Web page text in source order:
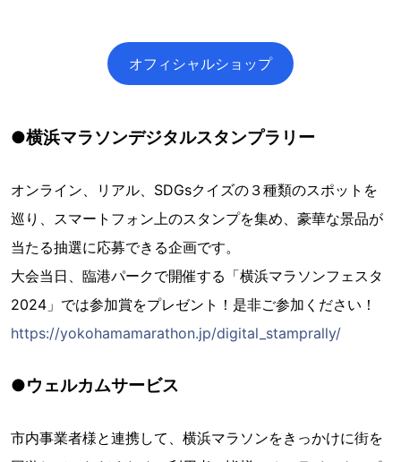
オフィシャルショップ
●横浜マラソンデジタルスタンプラリー
オンライン、リアル、SDGsクイズの３種類のスポットを
巡り、スマートフォン上のスタンプを集め、豪華な景品が
当たる抽選に応募できる企画です。
大会当日、臨港パークで開催する「横浜マラソンフェスタ
2024」では参加賞をプレゼント！是非ご参加ください！
https://yokohamamarathon.jp/digital_stamprally/
●ウェルカムサービス
市内事業者様と連携して、横浜マラソンをきっかけに街を